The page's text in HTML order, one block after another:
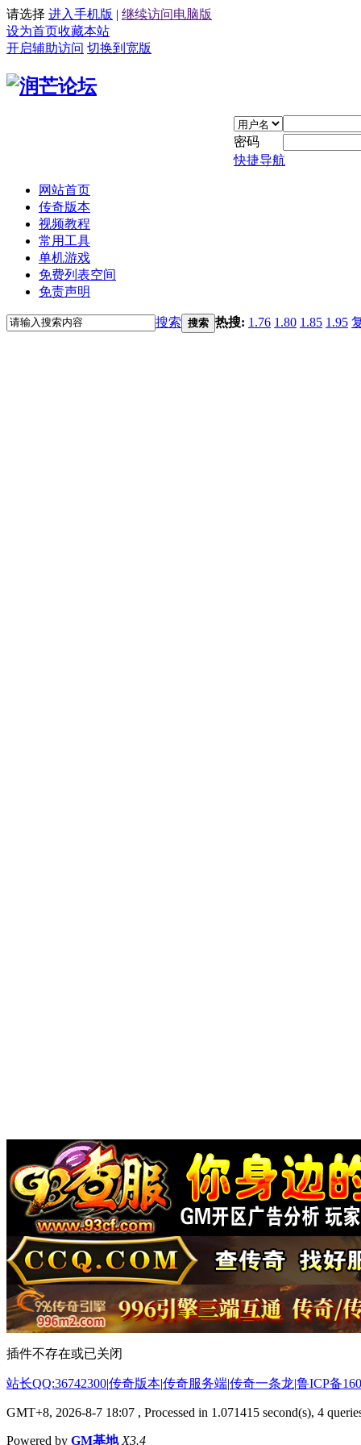
请选择 进入手机版 | 继续访问电脑版
设为首页收藏本站
开启辅助访问 切换到宽版
密码
快捷导航
网站首页
传奇版本
视频教程
常用工具
单机游戏
免费列表空间
免责声明
搜索 搜索 热搜: 1.76 1.80 1.85 1.95
插件不存在或已关闭
站长QQ:36742300|传奇版本|传奇服务端|传奇一条龙|鲁ICP备
GMT+8, 2026-8-7 18:07 , Processed in 1.071415 second(s), 4
Powered by GM基地 X3.4